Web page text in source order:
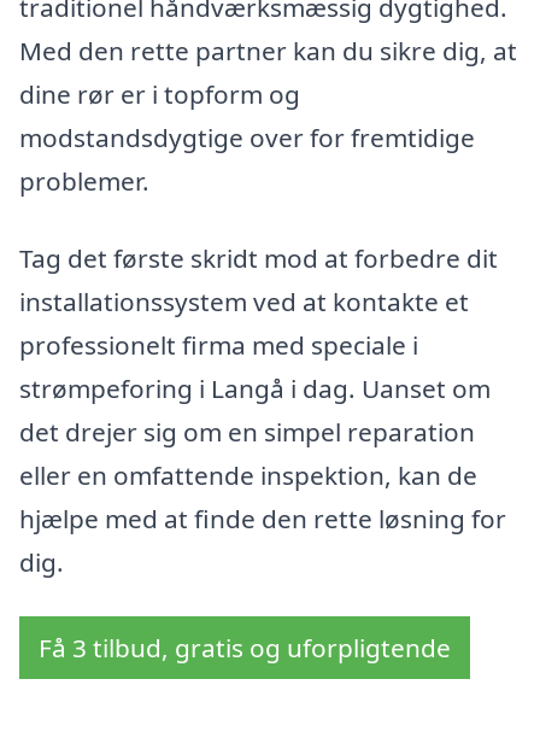
traditionel håndværksmæssig dygtighed.
Med den rette partner kan du sikre dig, at
dine rør er i topform og
modstandsdygtige over for fremtidige
problemer.
Tag det første skridt mod at forbedre dit
installationssystem ved at kontakte et
professionelt firma med speciale i
strømpeforing i Langå i dag. Uanset om
det drejer sig om en simpel reparation
eller en omfattende inspektion, kan de
hjælpe med at finde den rette løsning for
dig.
Få 3 tilbud, gratis og uforpligtende